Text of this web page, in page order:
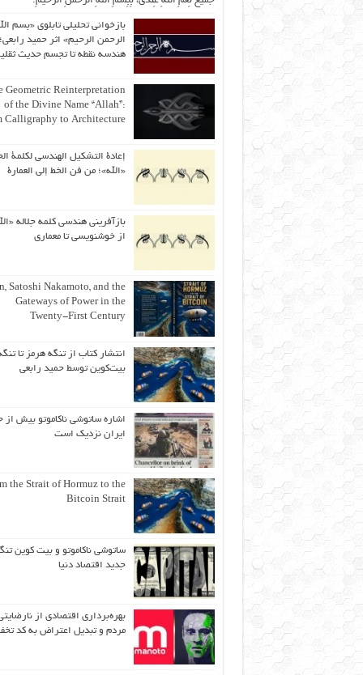
بازخوانی تحلیلی تابلوی «بسم
الرحمن الرحیم» اثر حمید رابعی؛
هندسه نقطه تا تجسم حدیث
Geometric Reinterpretation
of the Divine Name “Allah”:
Calligraphy to Architecture
إعادة التشكيل الهندسي لكلمة
«الله»؛ من فن الخط إلى العمارة
بازآفرینی هندسی کلمه جلاله
از خوشنویسی تا معماری
Satoshi Nakamoto, and the
Gateways of Power in the
Twenty-First Century
انتشار کتاب از تنگه هرمز تا
بیت‌کوین توسط حمید رابعی
اشاره ساتوشی ناکاموتو بیش از
ایران نزدیک است
the Strait of Hormuz to the
Bitcoin Strait
ساتوشی ناکاموتو و بیت کوین
جدید اقتصاد دنیا
بهره‌برداری اقتصادی از
مردم و تبدیل اعتراض به کد